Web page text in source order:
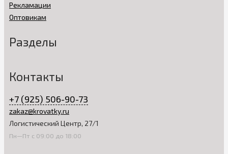
Рекламации
Оптовикам
Разделы
Контакты
+7 (925) 506-90-73
zakaz@krovatky.ru
Логистический Центр, 27/1
Пн—Пт с 09:00 до 18:00